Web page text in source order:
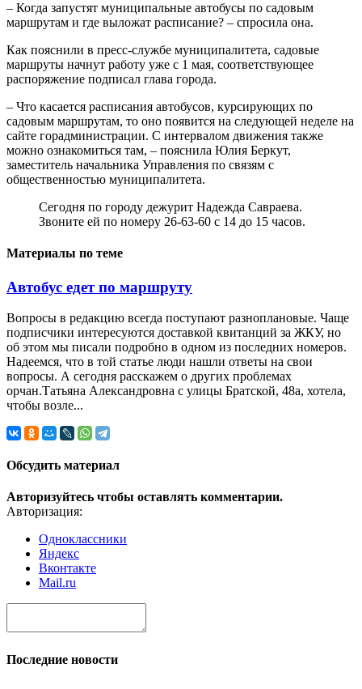
– Когда запустят муниципальные автобусы по садовым
маршрутам и где выложат расписание? – спросила она.
Как пояснили в пресс-службе муниципалитета, садовые
маршруты начнут работу уже с 1 мая, соответствующее
распоряжение подписал глава города.
– Что касается расписания автобусов, курсирующих по
садовым маршрутам, то оно появится на следующей неделе на
сайте горадминистрации. С интервалом движения также
можно ознакомиться там, – пояснила Юлия Беркут,
заместитель начальника Управления по связям с
общественностью муниципалитета.
Сегодня по городу дежурит Надежда Савраева.
Звоните ей по номеру 26-63-60 с 14 до 15 часов.
Материалы по теме
Автобус едет по маршруту
Вопросы в редакцию всегда поступают разноплановые. Чаще
подписчики интересуются доставкой квитанций за ЖКУ, но
об этом мы писали подробно в одном из последних номеров.
Надеемся, что в той статье люди нашли ответы на свои
вопросы. А сегодня расскажем о других проблемах
орчан.Татьяна Александровна с улицы Братской, 48а, хотела,
чтобы возле...
Обсудить материал
Авторизуйтесь чтобы оставлять комментарии.
Авторизация:
Одноклассники
Яндекс
Вконтакте
Mail.ru
Последние новости